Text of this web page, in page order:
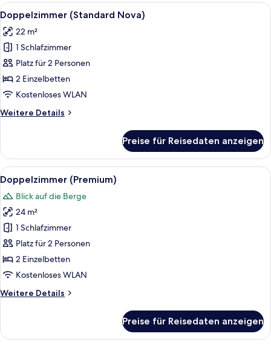
Alle
Fotos
für
Doppelzimmer
(Standard
Nova)
anzeigen
Ein Hotelzimmer mit Bett,
13
Doppelzimmer (Standard Nova)
22 m²
1 Schlafzimmer
Platz für 2 Personen
2 Einzelbetten
Kostenloses WLAN
Weitere Details
Weitere
(Standard
Nova)
Preise für Reisedaten anzeigen
Alle
Fotos
für
Doppelzimmer
(Premium)
anzeigen
Ein Hotelzimmer mit einem
14
Doppelzimmer (Premium)
Blick auf die Berge
24 m²
1 Schlafzimmer
Platz für 2 Personen
2 Einzelbetten
Kostenloses WLAN
Weitere Details
Weitere
(Premium)
Preise für Reisedaten anzeigen